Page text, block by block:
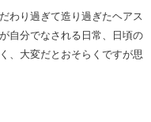
わり過ぎて造り過ぎたヘアス
自分でなされる日常、日頃の
、大変だとおそらくですが思